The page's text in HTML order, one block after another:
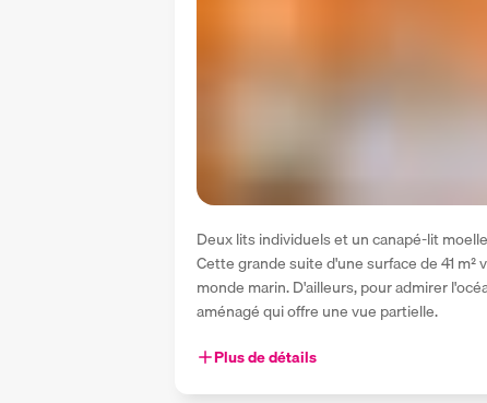
Deux lits individuels et un canapé-lit
Cette grande suite d'une surface de 41
monde marin. D'ailleurs, pour admirer
aménagé qui offre une vue partielle.
Plus de détails